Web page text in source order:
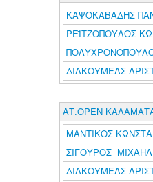
ΚΑΨΟΚΑΒΑΔΗΣ
ΡΕΪΤΖΟΠΟΥΛΟΣ
ΔΙΑΚΟΥΜΕΑΣ
ΑΤ.ΟΡΕΝ
ΜΑΝΤΙΚΟΣ
ΣΙΓΟΥΡΟΣ
ΔΙΑΚΟΥΜΕΑΣ